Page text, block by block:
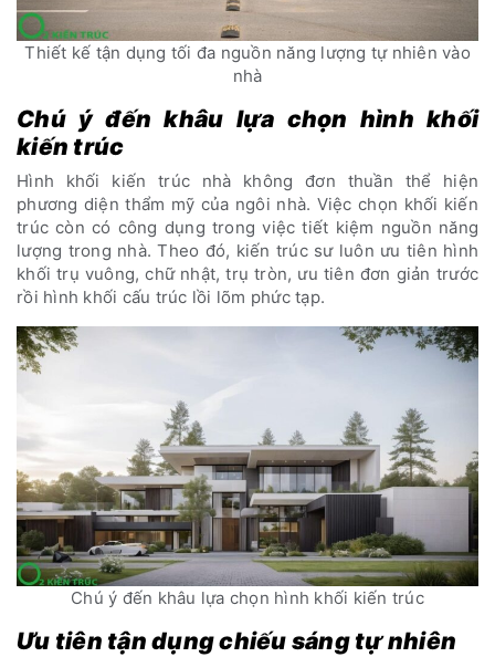
Thiết kế tận dụng tối đa nguồn năng lượng tự nhiên vào
nhà
Chú ý đến khâu lựa chọn hình khối
kiến trúc
Hình khối kiến trúc nhà không đơn thuần thể hiện
phương diện thẩm mỹ của ngôi nhà. Việc chọn khối kiến
trúc còn có công dụng trong việc tiết kiệm nguồn năng
lượng trong nhà. Theo đó, kiến trúc sư luôn ưu tiên hình
khối trụ vuông, chữ nhật, trụ tròn, ưu tiên đơn giản trước
rồi hình khối cấu trúc lồi lõm phức tạp.
Chú ý đến khâu lựa chọn hình khối kiến trúc
Ưu tiên tận dụng chiếu sáng tự nhiên